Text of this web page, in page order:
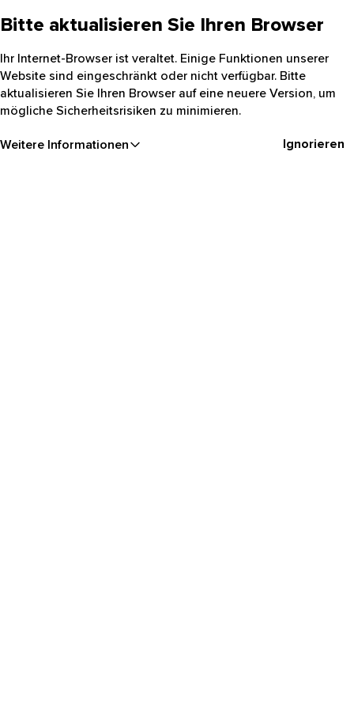
Bitte aktualisieren Sie Ihren Browser
Ihr Internet-Browser ist veraltet. Einige Funktionen unserer
Website sind eingeschränkt oder nicht verfügbar. Bitte
aktualisieren Sie Ihren Browser auf eine neuere Version, um
mögliche Sicherheitsrisiken zu minimieren.
Weitere Informationen Ignorieren